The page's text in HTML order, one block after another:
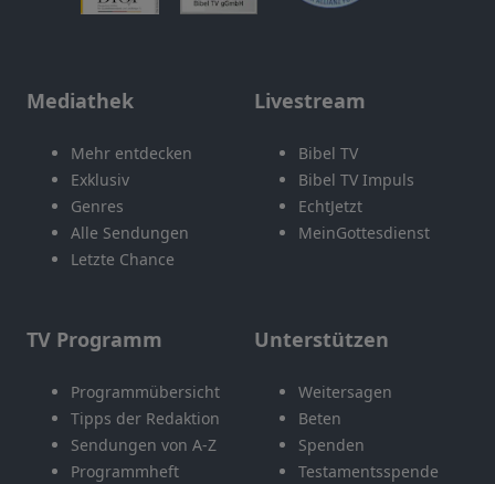
Mediathek
Mehr entdecken
Exklusiv
Genres
Alle Sendungen
Letzte Chance
Livestream
Bibel TV
Bibel TV Impuls
EchtJetzt
MeinGottesdienst
TV Programm
Programmübersicht
Tipps der Redaktion
Sendungen von A-Z
Programmheft
Unterstützen
Weitersagen
Beten
Spenden
Testamentsspende